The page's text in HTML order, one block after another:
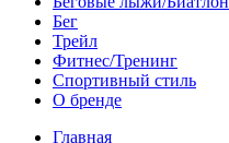
Бег
Трейл
Фитнес/Тренинг
Спортивный стиль
О бренде
Главная